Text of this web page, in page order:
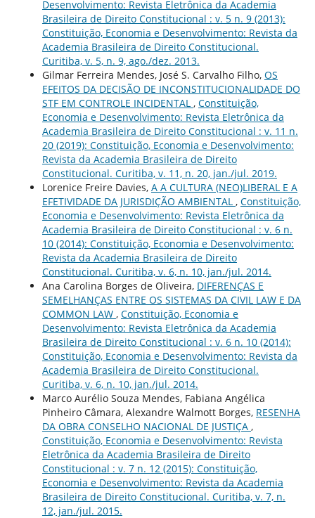
Desenvolvimento: Revista Eletrônica da Academia
Brasileira de Direito Constitucional : v. 5 n. 9 (2013):
Constituição, Economia e Desenvolvimento: Revista da
Academia Brasileira de Direito Constitucional.
Curitiba, v. 5, n. 9, ago./dez. 2013.
Gilmar Ferreira Mendes, José S. Carvalho Filho, OS
EFEITOS DA DECISÃO DE INCONSTITUCIONALIDADE DO
STF EM CONTROLE INCIDENTAL , Constituição,
Economia e Desenvolvimento: Revista Eletrônica da
Academia Brasileira de Direito Constitucional : v. 11 n.
20 (2019): Constituição, Economia e Desenvolvimento:
Revista da Academia Brasileira de Direito
Constitucional. Curitiba, v. 11, n. 20, jan./jul. 2019.
Lorenice Freire Davies, A A CULTURA (NEO)LIBERAL E A
EFETIVIDADE DA JURISDIÇÃO AMBIENTAL , Constituição,
Economia e Desenvolvimento: Revista Eletrônica da
Academia Brasileira de Direito Constitucional : v. 6 n.
10 (2014): Constituição, Economia e Desenvolvimento:
Revista da Academia Brasileira de Direito
Constitucional. Curitiba, v. 6, n. 10, jan./jul. 2014.
Ana Carolina Borges de Oliveira, DIFERENÇAS E
SEMELHANÇAS ENTRE OS SISTEMAS DA CIVIL LAW E DA
COMMON LAW , Constituição, Economia e
Desenvolvimento: Revista Eletrônica da Academia
Brasileira de Direito Constitucional : v. 6 n. 10 (2014):
Constituição, Economia e Desenvolvimento: Revista da
Academia Brasileira de Direito Constitucional.
Curitiba, v. 6, n. 10, jan./jul. 2014.
Marco Aurélio Souza Mendes, Fabiana Angélica
Pinheiro Câmara, Alexandre Walmott Borges, RESENHA
DA OBRA CONSELHO NACIONAL DE JUSTIÇA ,
Constituição, Economia e Desenvolvimento: Revista
Eletrônica da Academia Brasileira de Direito
Constitucional : v. 7 n. 12 (2015): Constituição,
Economia e Desenvolvimento: Revista da Academia
Brasileira de Direito Constitucional. Curitiba, v. 7, n.
12, jan./jul. 2015.